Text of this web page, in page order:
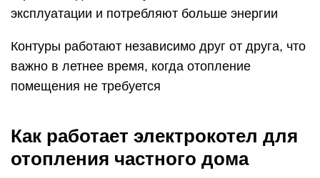
эксплуатации и потребляют больше энергии
Контуры работают независимо друг от друга, что
важно в летнее время, когда отопление
помещения не требуется
Как работает электрокотел для
отопления частного дома